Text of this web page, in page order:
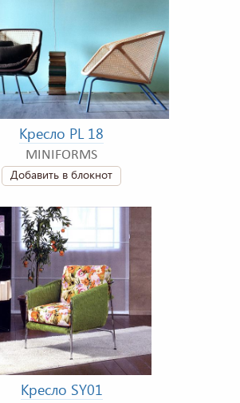
Кресло PL 18
MINIFORMS
Добавить в блокнот
Кресло SY01